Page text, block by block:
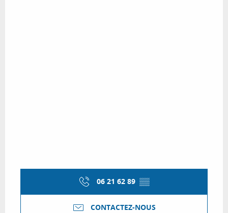
06 21 62 89 ▒▒
CONTACTEZ-NOUS